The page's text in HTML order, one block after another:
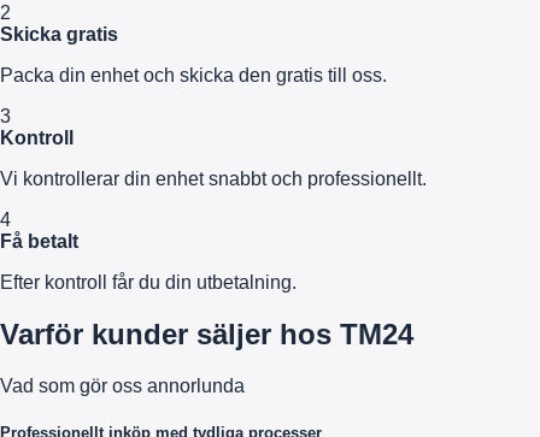
2
Skicka gratis
Packa din enhet och skicka den gratis till oss.
3
Kontroll
Vi kontrollerar din enhet snabbt och professionellt.
4
Få betalt
Efter kontroll får du din utbetalning.
Varför kunder säljer hos TM24
Vad som gör oss annorlunda
Professionellt inköp med tydliga processer